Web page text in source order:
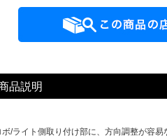
品説明
ボ/ライト側取り付け部に、方向調整が容